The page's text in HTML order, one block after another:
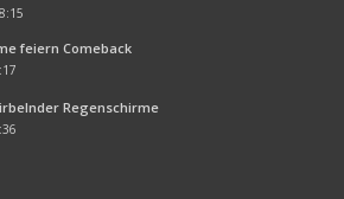
feiern Comeback
Regenschirme